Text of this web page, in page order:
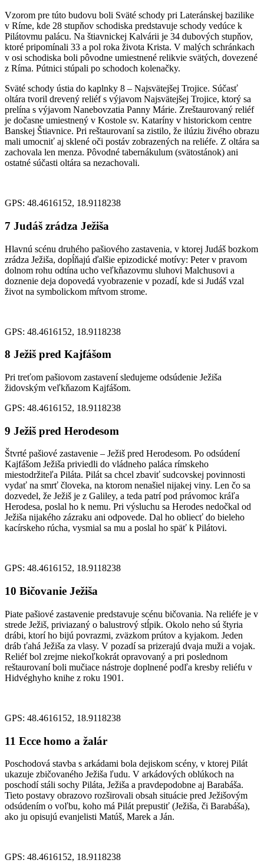
Vzorom pre túto budovu boli Sväté schody pri Lateránskej bazilike
v Ríme, kde 28 stupňov schodiska predstavuje schody vedúce k
Pilátovmu palácu. Na štiavnickej Kalvárii je 34 dubových stupňov,
ktoré pripomínali 33 a pol roka života Krista. V malých schránkach
v osi schodiska boli pôvodne umiestnené relikvie svätých, dovezené
z Ríma. Pútnici stúpali po schodoch kolenačky.
Sväté schody ústia do kaplnky 8 – Najsvätejšej Trojice. Súčasť
oltára tvoril drevený reliéf s výjavom Najsvätejšej Trojice, ktorý sa
prelína s výjavom Nanebovzatia Panny Márie. Zreštaurovaný reliéf
je dočasne umiestnený v Kostole sv. Kataríny v historickom centre
Banskej Štiavnice. Pri reštaurovaní sa zistilo, že ilúziu živého obrazu
mali umocniť aj sklené oči postáv zobrazených na reliéfe. Z oltára sa
zachovala len menza. Pôvodné tabernákulum (svätostánok) ani
ostatné súčasti oltára sa nezachovali.
GPS: 48.4616152, 18.9118238
7 Judáš zrádza Ježiša
Hlavnú scénu druhého pašiového zastavenia, v ktorej Judáš bozkom
zrádza Ježiša, dopĺňajú ďalšie epizodické motívy: Peter v pravom
dolnom rohu odtína ucho veľkňazovmu sluhovi Malchusovi a
doznenie deja dopovedá vyobrazenie v pozadí, kde si Judáš vzal
život na symbolickom mŕtvom strome.
GPS: 48.4616152, 18.9118238
8 Ježiš pred Kajfášom
Pri treťom pašiovom zastavení sledujeme odsúdenie Ježiša
židovským veľkňazom Kajfášom.
GPS: 48.4616152, 18.9118238
9 Ježiš pred Herodesom
Štvrté pašiové zastavenie – Ježiš pred Herodesom. Po odsúdení
Kajfášom Ježiša priviedli do vládneho paláca rímskeho
miestodržiteľa Piláta. Pilát sa chcel zbaviť sudcovskej povinnosti
vydať na smrť človeka, na ktorom nenašiel nijakej viny. Len čo sa
dozvedel, že Ježiš je z Galiley, a teda patrí pod právomoc kráľa
Herodesa, poslal ho k nemu. Pri výsluchu sa Herodes nedočkal od
Ježiša nijakého zázraku ani odpovede. Dal ho obliecť do bieleho
kacírskeho rúcha, vysmial sa mu a poslal ho späť k Pilátovi.
GPS: 48.4616152, 18.9118238
10 Bičovanie Ježiša
Piate pašiové zastavenie predstavuje scénu bičovania. Na reliéfe je v
strede Ježiš, priviazaný o balustrový stĺpik. Okolo neho sú štyria
drábi, ktorí ho bijú povrazmi, zväzkom prútov a kyjakom. Jeden
dráb ťahá Ježiša za vlasy. V pozadí sa prizerajú dvaja muži a vojak.
Reliéf bol zrejme niekoľkokrát opravovaný a pri poslednom
reštaurovaní boli mučiace nástroje doplnené podľa kresby reliéfu v
Hidvéghyho knihe z roku 1901.
GPS: 48.4616152, 18.9118238
11 Ecce homo a žalár
Poschodová stavba s arkádami bola dejiskom scény, v ktorej Pilát
ukazuje zbičovaného Ježiša ľudu. V arkádových oblúkoch na
poschodí stáli sochy Piláta, Ježiša a pravdepodobne aj Barabáša.
Tieto postavy obrazovo rozširovali obsah situácie pred Ježišovým
odsúdením o voľbu, koho má Pilát prepustiť (Ježiša, či Barabáša),
ako ju opisujú evanjelisti Matúš, Marek a Ján.
GPS: 48.4616152, 18.9118238